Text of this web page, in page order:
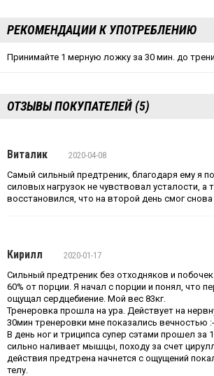
РЕКОМЕНДАЦИИ К УПОТРЕБЛЕНИЮ
Принимайте 1 мерную ложку за 30 мин. до
ОТЗЫВЫ ПОКУПАТЕЛЕЙ (5)
Виталик
2020-04-08
Самый сильный предтреник, благодаря ему я
силовых нагрузок не чувствовал усталости, а
восстановился, что на второй день смог
Кирилл
2020-01-17
Сильный предтреник без отходняков и
60% от порции. Я начал с порции и понял, что
ощущал сердцебиение. Мой вес 83кг.
Тренеровка прошла на ура. Действует на
30мин тренеровки мне показались вечностью
В день ног и триципса супер сэтами прошел за
сильно наливает мышцы, походу за счет
действия предтрена начнется с ощущений
телу.